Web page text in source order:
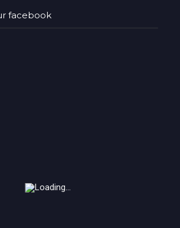
facebook